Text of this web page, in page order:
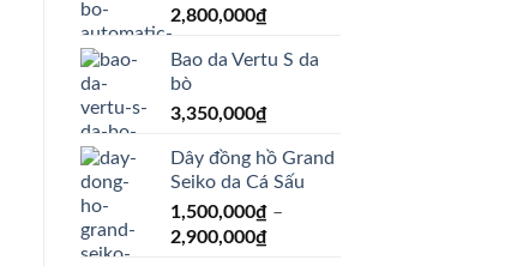
2,800,000₫
Bao da Vertu S da
bò
3,350,000₫
Dây đồng hồ Grand
Seiko da Cá Sấu
1,500,000₫ –
2,900,000₫Price